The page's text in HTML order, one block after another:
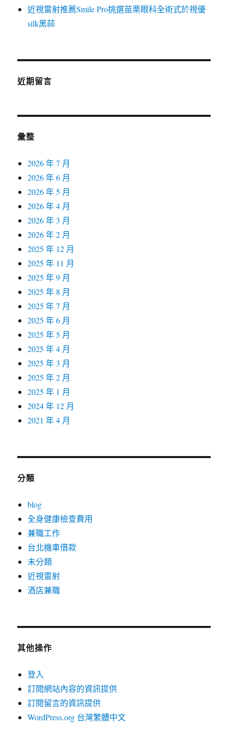
近視雷射推薦Smile Pro挑選苗栗眼科全術式於視優
silk黑蒜
近期留言
彙整
2026 年 7 月
2026 年 6 月
2026 年 5 月
2026 年 4 月
2026 年 3 月
2026 年 2 月
2025 年 12 月
2025 年 11 月
2025 年 9 月
2025 年 8 月
2025 年 7 月
2025 年 6 月
2025 年 5 月
2025 年 4 月
2025 年 3 月
2025 年 2 月
2025 年 1 月
2024 年 12 月
2021 年 4 月
分類
blog
全身健康檢查費用
兼職工作
台北機車借款
未分類
近視雷射
酒店兼職
其他操作
登入
訂閱網站內容的資訊提供
訂閱留言的資訊提供
WordPress.org 台灣繁體中文